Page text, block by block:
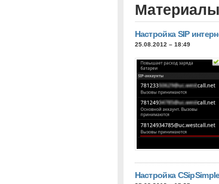
Настройка SIP
25.08.2012 – 18:49
Настройка